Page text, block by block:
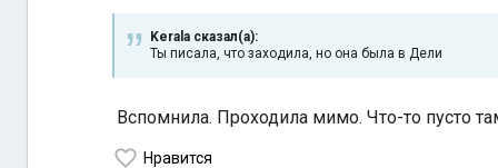
Kerala сказал(а):
Ты писала, что заходила, но она была в Дели
Вспомнила. Проходила мимо. Что-то пусто
Нравится